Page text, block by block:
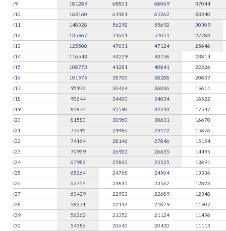
/9
181289 68801 68069
37044
/10
163160 61921 61262
33340
/11
148328 56292 55692
30309
/12
135967 51601 51051
27783
/13
125508 47631 47124
25646
/14
116543 44229 43758
23814
/15
108773 41281 40841
22226
/16
101975 38700 38288
20837
/17
95976 36424 36036
19611
/18
90644 34400 34034
18522
/19
85874 32590 32243
17547
/20
81580 30960 30631
16670
/21
77695 29486 29172
15876
/22
74164 28146 27846
15154
/23
70939 26922 26635
14495
/24
67983 25800 25525
13891
/25
65264 24768 24504
13336
/26
62754 23815 23562
12823
/27
60429 22933 22689
12348
/28
58271 22114 21879
11907
/29
56262 21352 21124
11496
/30
54386 20640 20420
11113